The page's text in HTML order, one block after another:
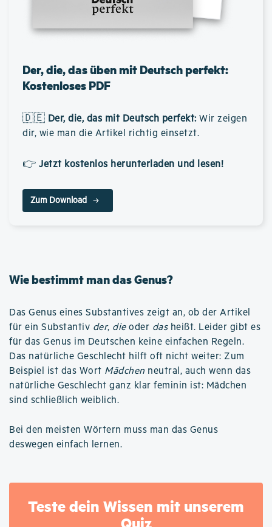
Der, die, das üben mit Deutsch perfekt:
Kostenloses PDF
🇩🇪 Der, die, das mit Deutsch perfekt: Wir zeigen
dir, wie man die Artikel richtig einsetzt.
👉 Jetzt kostenlos herunterladen und lesen!
Zum Download
Wie bestimmt man das Genus?
Das Genus eines Substantives zeigt an, ob der Artikel
für ein Substantiv der, dieoder dasheißt. Leider gibt es
für das Genus im Deutschen keine einfachen Regeln.
Das natürliche Geschlecht hilft oft nicht weiter: Zum
Beispiel ist das Wort Mädchen neutral, auch wenn das
natürliche Geschlecht ganz klar feminin ist: Mädchen
sind schließlich weiblich.
Bei den meisten Wörtern muss man das Genus
deswegen einfach lernen.
Teste dein Wissen mit unserem
Quiz